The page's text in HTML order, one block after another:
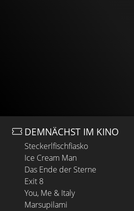
DEMNÄCHST IM KINO
Steckerlfischfiasko
Ice Cream Man
Das Ende der Sterne
Exit 8
You, Me & Italy
Marsupilami